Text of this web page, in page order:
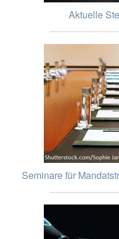
Aktuelle
Seminare für